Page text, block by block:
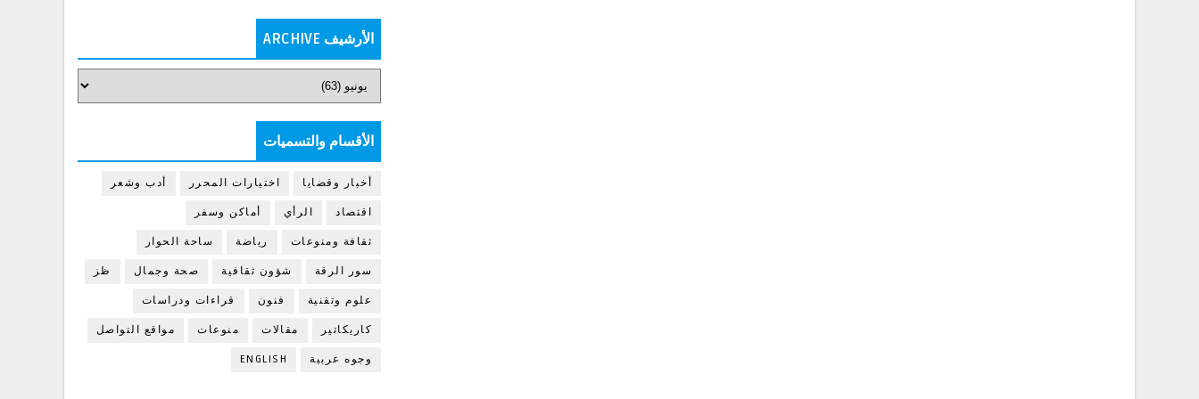
الأرشيف ARCHIVE
الأقسام والتسميات
أخبار وقضايا اختيارات المحرر أدب وشعر
اقتصاد الرأي أماكن وسفر
ثقافة ومنوعات رياضة ساحة الحوار
سور الرقة شؤون ثقافية صحة وجمال ظز
علوم وتقنية فنون قراءات ودراسات
كاريكاتير مقالات منوعات مواقع التواصل
وجوه عربية ENGLISH